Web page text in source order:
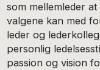
som mellemleder
valgene kan med
leder og
personlig
passion og vision